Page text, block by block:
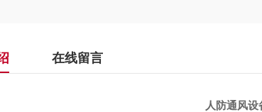
在线留言
人防通风